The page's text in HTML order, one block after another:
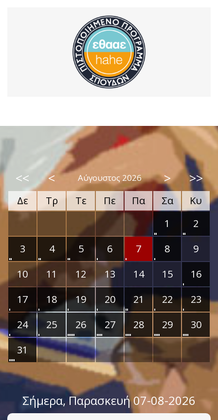
<< < Αύγουστος 2026 > >>
Δε Τρ Τε Πε Πα Σα
Κυ
1
2
3
4 5 6 7 8
9
10
11 12 13 14 15
16
17
18 19 20 21 22
23
24
25 26 27 28 29
30
31
Σήμερα, Παρασκευή 07-08-2026